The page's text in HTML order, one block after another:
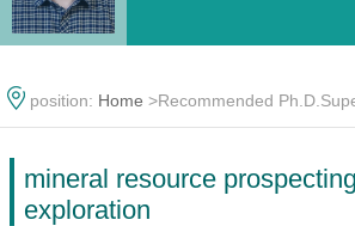
position: Home >Recommended
mineral resource
exploration